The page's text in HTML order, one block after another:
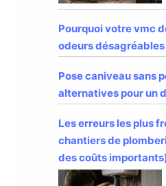
Pourquoi votre vmc
odeurs
Pose caniveau sans
alternatives pour un
Les erreurs les plus
chantiers de
des coûts